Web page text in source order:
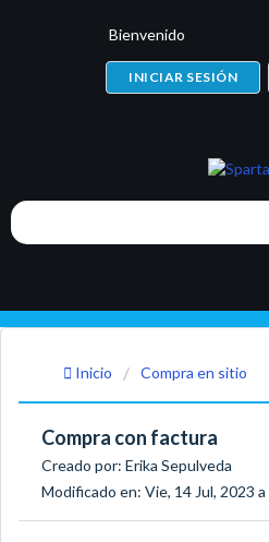
Bienvenido
INICIAR SESIÓN
Inicio Compra en sitio
Compra con factura
Creado por: Erika Sepulveda
Modificado en: Vie, 14 Jul, 2023